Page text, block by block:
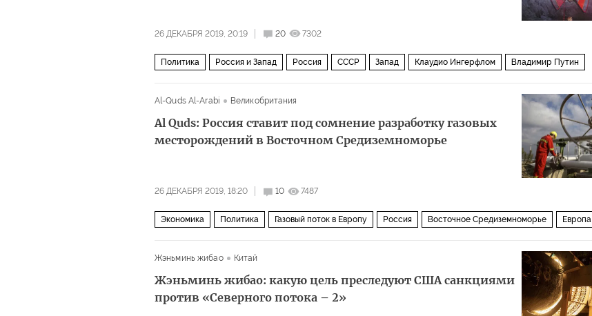
26 ДЕКАБРЯ 2019, 20:19 20 7302
Политика Россия и Запад Россия СССР Запад Клаудио Ингерфлом Владимир Путин
Al-Quds Al-Arabi
Великобритания
Al Quds: Россия ставит под сомнение разработку газовых
месторождений в Восточном Средиземноморье
26 ДЕКАБРЯ 2019, 18:20 10 7487
Экономика Политика Газовый поток в Европу Россия Восточное Средиземноморье Европа
Жэньминь жибао
Китай
Жэньминь жибао: какую цель преследуют США санкциями
против «Северного потока – 2»